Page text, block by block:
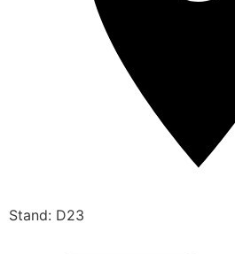
Stand: D23